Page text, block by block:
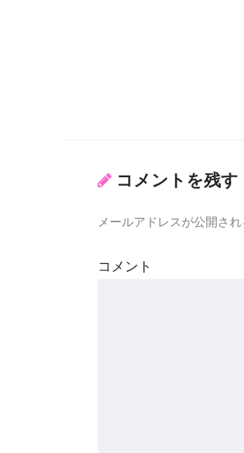
コメントを残す
メールアドレスが公開さ
コメント